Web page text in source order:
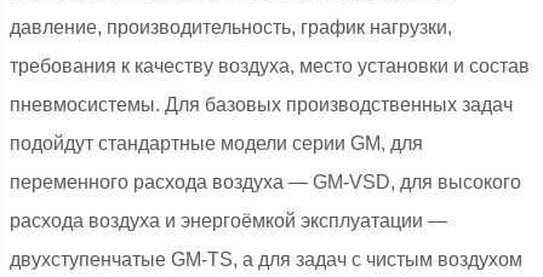
давление, производительность, график нагрузки,
требования к качеству воздуха, место установки и состав
пневмосистемы. Для базовых производственных задач
подойдут стандартные модели серии GM, для
переменного расхода воздуха — GM-VSD, для высокого
расхода воздуха и энергоёмкой эксплуатации —
двухступенчатые GM-TS, а для задач с чистым воздухом